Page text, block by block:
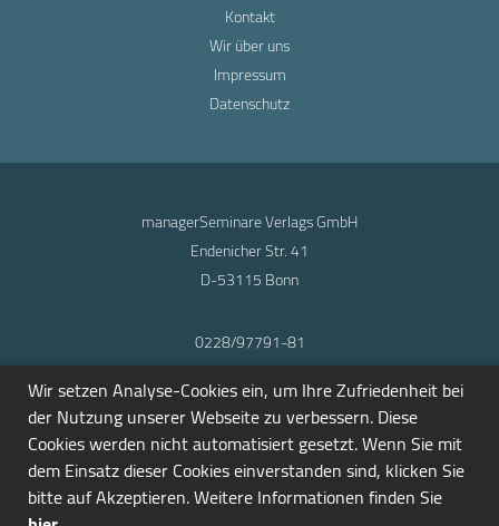
Kontakt
Wir über uns
Impressum
Datenschutz
managerSeminare Verlags GmbH
Endenicher Str. 41
D-53115 Bonn
0228/97791-81
info@seminarmarkt.de
© 2001-2026
Wir setzen Analyse-Cookies ein, um Ihre Zufriedenheit bei
der Nutzung unserer Webseite zu verbessern. Diese
Cookies werden nicht automatisiert gesetzt. Wenn Sie mit
dem Einsatz dieser Cookies einverstanden sind, klicken Sie
bitte auf Akzeptieren. Weitere Informationen finden Sie